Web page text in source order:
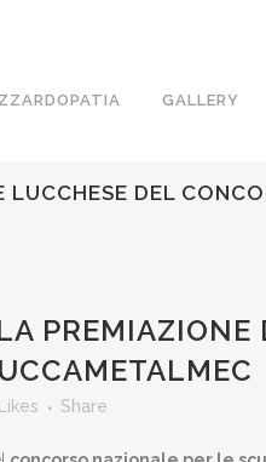
GALLERY
DEL
Likes Share